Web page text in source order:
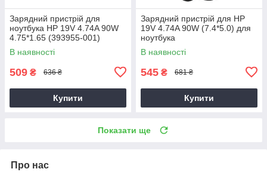
Зарядний пристрій для
ноутбука HP 19V 4.74A 90W
4.75*1.65 (393955-001)
В наявності
509 ₴ 636 ₴
Купити
Зарядний пристрій для HP
19V 4.74A 90W (7.4*5.0) для
ноутбука
В наявності
545 ₴ 681 ₴
Купити
Показати ще
Про нас